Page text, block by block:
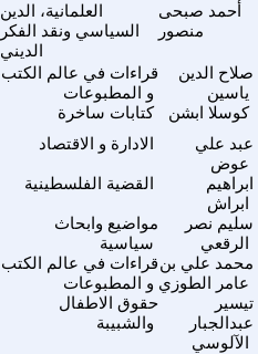
العلمانية، الدين
السياسي ونقد الفكر
الديني
أحمد صبحى
منصور
قراءات في عالم الكتب
و المطبوعات
صلاح الدين
ياسين
كتابات ساخرة كوسلا ابشن
الادارة و الاقتصاد
عبد علي
عوض
القضية الفلسطينية
ابراهيم
ابراش
مواضيع وابحاث
سياسية
سليم نصر
الرقعي
قراءات في عالم الكتب
و المطبوعات
محمد علي بن
عامر الطوزي
حقوق الاطفال
والشبيبة
تيسير
عبدالجبار
الآلوسي